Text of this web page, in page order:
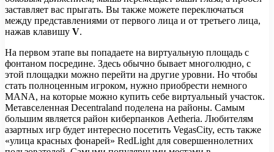
заставляет вас прыгать. Вы также можете переключаться
между представлениями от первого лица и от третьего лица,
нажав клавишу V.
На первом этапе вы попадаете на виртуальную площадь с
фонтаном посредине. Здесь обычно бывает многолюдно, с
этой площадки можно перейти на другие уровни. Но чтобы
стать полноценным игроком, нужно приобрести немного
MANA, на которые можно купить себе виртуальный участок.
Метавселенная Decentraland поделена на районы. Самым
большим является район киберпанков Aetheria. Любителям
азартных игр будет интересно посетить VegasCity, есть также
«улица красных фонарей» RedLight для совершеннолетних